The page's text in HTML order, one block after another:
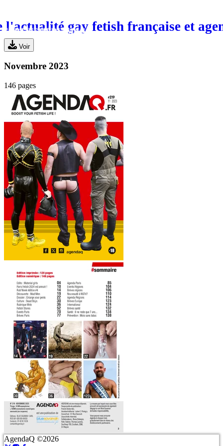
l'actualité gay fetish française et
SORTIESMEDIA MAG
Voir
Novembre 2023
146 pages
AgendaQ ©2026